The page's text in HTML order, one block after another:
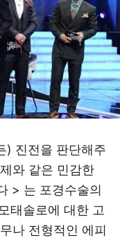
) 진전을 판단해주
와 같은 민감한
> 는 포경수술의
태솔로에 대한 고
나 전형적인 에피